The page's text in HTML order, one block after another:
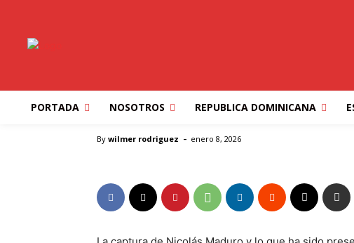
PORTADA NOSOTROS REPUBLICA DOMINICANA
objetivos?
By wilmer rodriguez - enero 8, 2026